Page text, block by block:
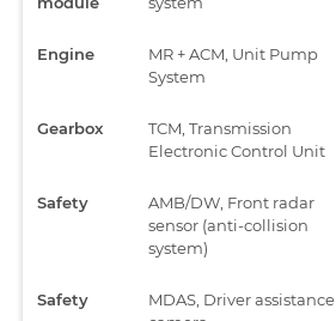
Engine
MR + ACM, Unit Pump
System
Gearbox
TCM, Transmission
Electronic Control Unit
Safety
AMB/DW, Front radar
sensor (anti-collision
system)
Safety
MDAS, Driver assistance